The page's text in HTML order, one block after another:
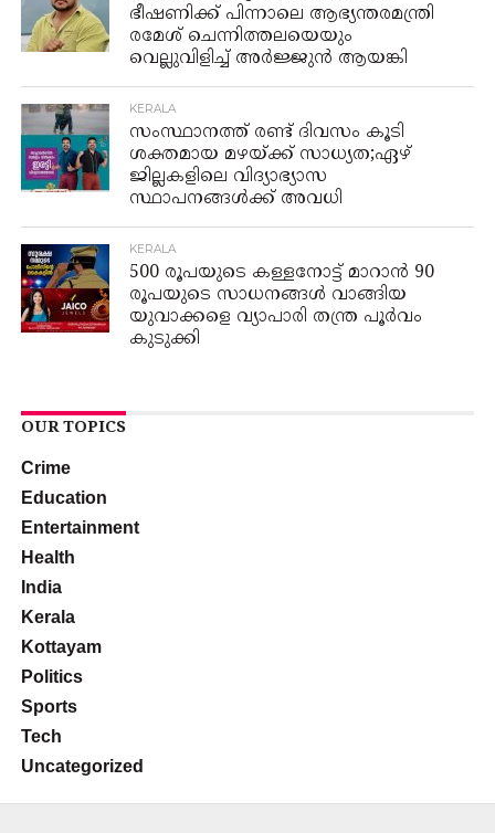
ഭീഷണിക്ക് പിന്നാലെ ആഭ്യന്തരമന്ത്രി
രമേശ് ചെന്നിത്തലയെയും
വെല്ലുവിളിച്ച് അര്‍ജ്ജുന്‍ ആയങ്കി
KERALA
സംസ്ഥാനത്ത് രണ്ട് ദിവസം കൂടി
ശക്തമായ മഴയ്ക്ക് സാധ്യത;ഏഴ്
ജില്ലകളിലെ വിദ്യാഭ്യാസ
സ്ഥാപനങ്ങൾക്ക് അവധി
KERALA
500 രൂപയുടെ കള്ളനോട്ട് മാറാൻ 90
രൂപയുടെ സാധനങ്ങൾ വാങ്ങിയ
യുവാക്കളെ വ്യാപാരി തന്ത്ര പൂർവം
കുടുക്കി
OUR TOPICS
Crime
Education
Entertainment
Health
India
Kerala
Kottayam
Politics
Sports
Tech
Uncategorized